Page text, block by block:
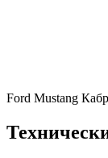
Ford Mustang